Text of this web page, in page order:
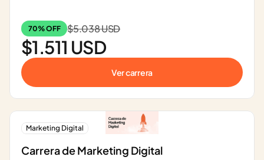
70% OFF $5.038 USD
$1.511 USD
Ver carrera
Marketing Digital
Carrera de Marketing Digital